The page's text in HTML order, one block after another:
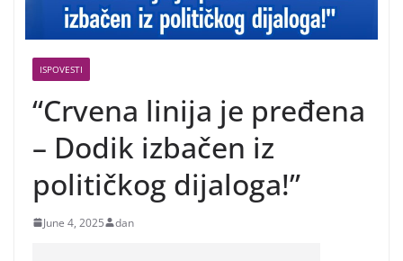
ISPOVESTI
“Crvena linija je pređena
– Dodik izbačen iz
političkog dijaloga!”
June 4, 2025 dan